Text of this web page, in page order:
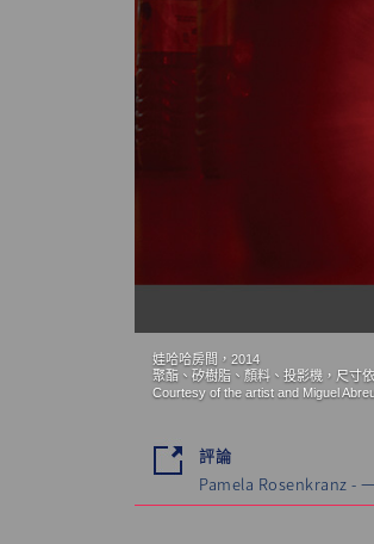
娃哈哈房間，2014
聚酯、矽樹脂、顏料、投影機，尺寸
Courtesy of the artist and Miguel
評論
Pamela Rosenkranz -